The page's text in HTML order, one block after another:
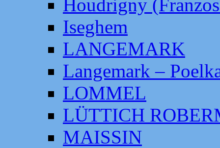
Houdrigny
Iseghem
LANGEMARK
Langemark –
LOMMEL
LÜTTICH
MAISSIN